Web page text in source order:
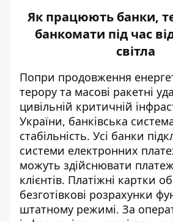
Як працюють банки,
банкомати під час
світла
Попри продовження
терору та масові ракетні
цивільній критичній
України, банківська
стабільність. Усі банки
системи електронних
можуть здійснювати
клієнтів. Платіжні картки
безготівкові розрахунки
штатному режимі. За